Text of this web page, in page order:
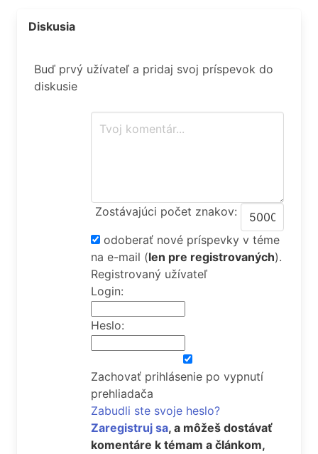
Diskusia
Buď prvý užívateľ a pridaj svoj príspevok do
diskusie
Zostávajúci počet znakov:
odoberať nové príspevky v téme
na e-mail (len pre registrovaných).
Registrovaný užívateľ
Login:
Heslo:
Zachovať prihlásenie po vypnutí
prehliadača
Zabudli ste svoje heslo?
Zaregistruj sa, a môžeš dostávať
komentáre k témam a článkom,